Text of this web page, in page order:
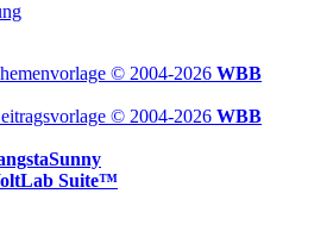
© 2004-2026 WBB
© 2004-2026 WBB
Suite™